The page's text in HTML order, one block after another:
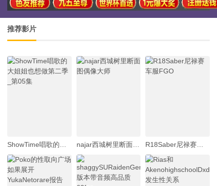
推荐影片
najar西城树里断面图偶像大师